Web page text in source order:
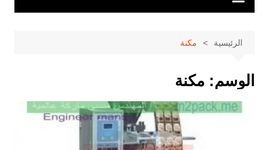
الرئيسية مكنة
الوسم: مكنة